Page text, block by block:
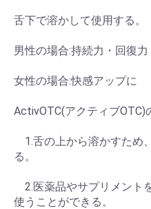
舌下で溶かして使用する。
男性の場合:持続力・回復
女性の場合:快感アップに
ActivOTC(アクティブOTC)
1.舌の上から溶かすため
る。
2.医薬品やサプリメント
使うことができる。